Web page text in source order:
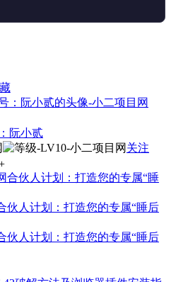
阮小贰
关注
伙人计划：打造您的专属“睡后
伙人计划：打造您的专属“睡后